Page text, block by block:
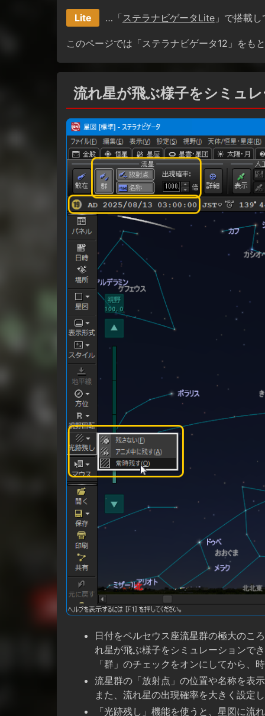
Lite …「ステラナビゲータLite」で搭載し
このページでは「ステラナビゲータ12」をも
流れ星が飛ぶ様子をシミュ
日付をペルセウス座流星群の極大のこ
れ星が飛ぶ様子をシミュレーションで
「群」のチェックをオンにしてから、
流星群の「放射点」の位置や名称を表
また、流れ星の出現確率を大きく設定
「光跡残し」機能を使うと、星図に流